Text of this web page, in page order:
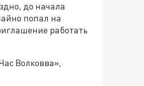
до начала
попал на
работать
Волковва»,